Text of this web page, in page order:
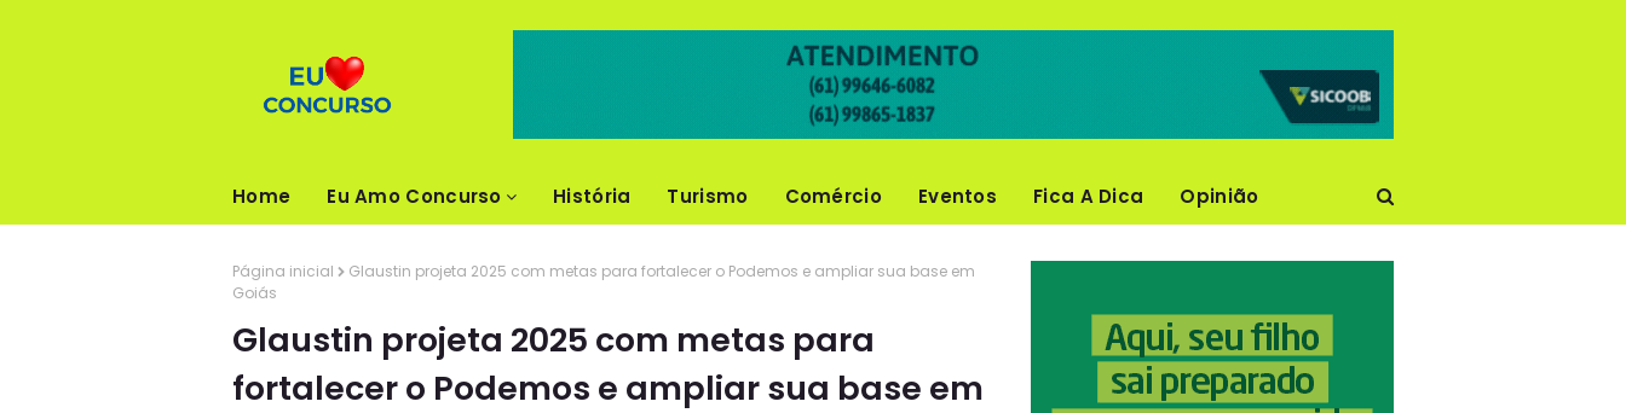
Home Eu Amo Concurso História Turismo Comércio Eventos Fica A Dica Opinião
Página inicial
Glaustin projeta 2025 com metas para fortalecer o Podemos e ampliar sua base em
Goiás
Glaustin projeta 2025 com metas para
fortalecer o Podemos e ampliar sua base em